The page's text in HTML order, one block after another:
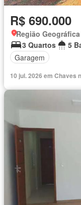
R$ 690.000
3 Quartos
5
Garagem
10 jul. 2026 em Chaves